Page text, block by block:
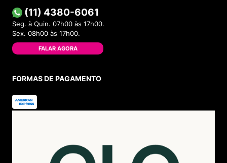
(11) 4380-6061
Seg. à Quin. 07h00 às 17h00.
Sex. 08h00 às 17h00.
FALAR AGORA
FORMAS DE PAGAMENTO